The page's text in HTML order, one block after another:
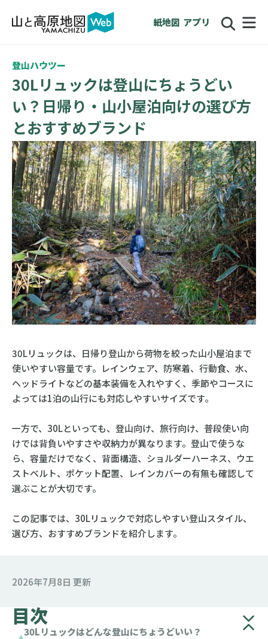
紙地図 アプリ
登山ハウツー
30Lリュックは登山にちょうどい
い？日帰り・山小屋泊向けの選び方
とおすすめブランド
30Lリュックは、日帰り登山から荷物を絞った山小屋泊まで
使いやすい容量です。レインウェア、防寒着、行動食、水、
ヘッドライトなどの基本装備を入れやすく、季節やコースに
よっては1泊の山行にも対応しやすいサイズです。
一方で、30Lといっても、登山向け、旅行向け、普段使い向
けでは背負いやすさや収納力が異なります。登山で使うな
ら、容量だけでなく、背面構造、ショルダーハーネス、ウエ
ストベルト、ポケット配置、レインカバーの有無も確認して
選ぶことが大切です。
この記事では、30Lリュックで対応しやすい登山スタイル、
選び方、おすすめブランドを紹介します。
2026年7月8日 更新
目次
30Lリュックはどんな登山にちょうどいい？